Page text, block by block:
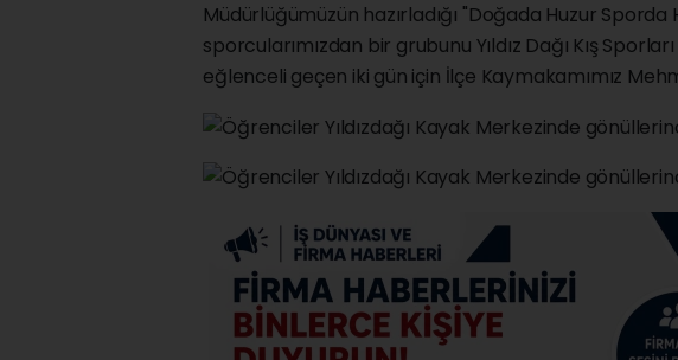
Müdürlüğümüzün hazırladığı "Doğada Huzur
sporcularımızdan bir grubunu Yıldız Dağı Kış
eğlenceli geçen iki gün için İlçe Kaymakamımız